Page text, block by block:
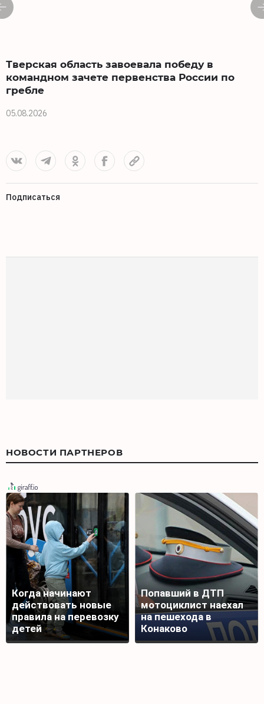
Тверская область завоевала победу в
командном зачете первенства России по
гребле
05.08.2026
Подписаться
НОВОСТИ ПАРТНЕРОВ
Когда начинают
действовать новые
правила на перевозку
детей
Попавший в ДТП
мотоциклист наехал
на пешехода в
Конаково